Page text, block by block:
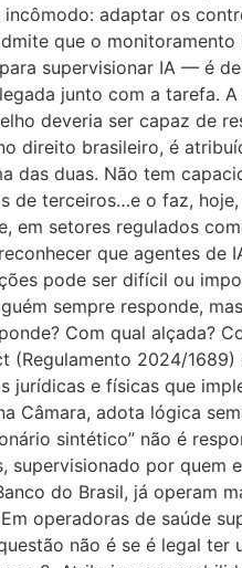
adaptar os
que o
supervisionar IA — é
junto com a tarefa. A
deveria ser capaz de
direito brasileiro, é
das duas. Não tem
terceiros…e o faz,
em setores regulados
que agentes de
pode ser difícil ou
sempre responde,
Com qual alçada?
2024/
jurídicas e físicas que
adota lógica
sintético” não é
por quem
do Brasil, já operam
operadoras de saúde
não é se é legal